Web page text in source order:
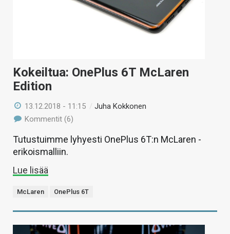
Kokeiltua: OnePlus 6T McLaren
Edition
13.12.2018 - 11:15 /Juha Kokkonen
Kommentit (6)
Tutustuimme lyhyesti OnePlus 6T:n McLaren -
erikoismalliin.
Lue lisää
McLaren OnePlus 6T